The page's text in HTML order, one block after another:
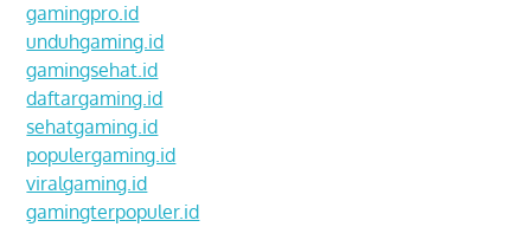
gamingpro.id
unduhgaming.id
gamingsehat.id
daftargaming.id
sehatgaming.id
populergaming.id
viralgaming.id
gamingterpopuler.id